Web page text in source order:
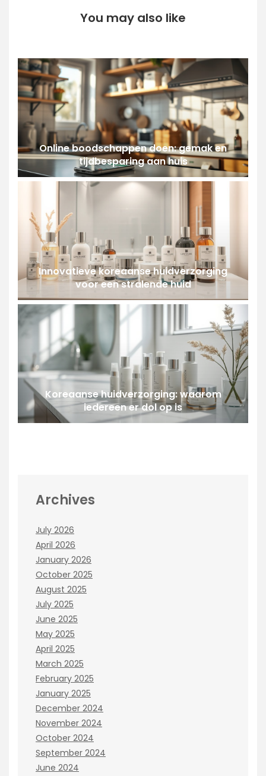
You may also like
Online boodschappen doen: gemak en
tijdbesparing aan huis
Innovatieve koreaanse huidverzorging
voor een stralende huid
Koreaanse huidverzorging: waarom
iedereen er dol op is
Archives
July 2026
April 2026
January 2026
October 2025
August 2025
July 2025
June 2025
May 2025
April 2025
March 2025
February 2025
January 2025
December 2024
November 2024
October 2024
September 2024
June 2024